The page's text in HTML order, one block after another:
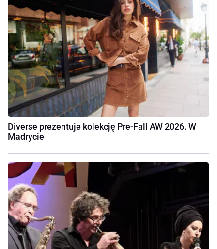
Diverse prezentuje kolekcję Pre-Fall AW 2026. W
Madrycie